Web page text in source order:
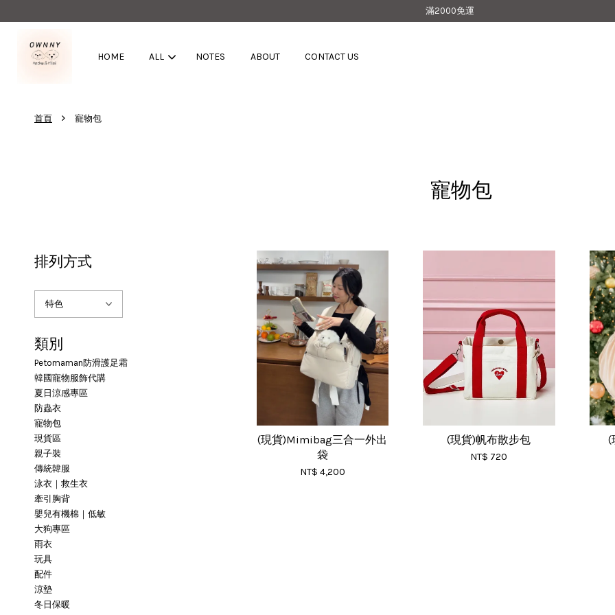
滿2000免運
HOME ALL NOTES ABOUT CONTACT US
首頁 › 寵物包
寵物包
排列方式
類別
Petomaman防滑護足霜
韓國寵物服飾代購
夏日涼感專區
防蟲衣
寵物包
現貨區
親子裝
傳統韓服
泳衣｜救生衣
牽引胸背
嬰兒有機棉｜低敏
大狗專區
雨衣
玩具
配件
涼墊
冬日保暖
(現貨)Mimibag三合一外出
袋
NT$ 4,200
(現貨)帆布散步包
NT$ 720
(